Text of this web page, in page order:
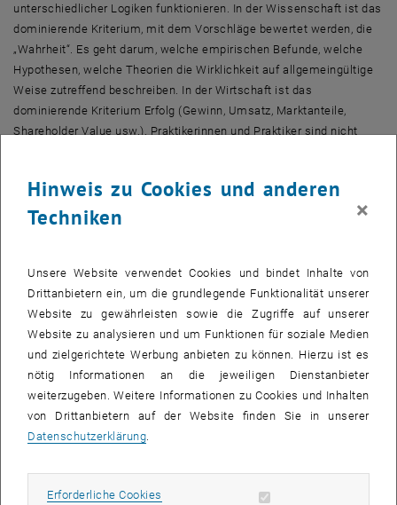
unterschiedlicher Logiken funktionieren. In der Wissenschaft ist das
dominierende Kriterium, mit dem Vorschläge bewertet werden, die
„Wahrheit“. Es geht darum, welche empirischen Befunde, welche
Hypothesen, welche Theorien die Wirklichkeit auf allgemeingültige
Weise zutreffend beschreiben. In der Wirtschaft ist das
dominierende Kriterium Erfolg (Gewinn, Umsatz, Marktanteile,
Shareholder Value usw.). Praktikerinnen und Praktiker sind nicht
Produktions-verfahren, zur Personalpolitik usw. – und bei jeder
Entscheidung geht es ihnen darum, diejenige Alternative zu wählen,
Kontext des Unternehmens bezogen.
Aus der Unterschiedlichkeit der Systeme folgt, dass Argumente des
einen Systems im jeweils anderen nicht direkt verarbeitet werden
können. Mit Ausführungen zur Erweiterung bestimmter Theorien, die
auf komplizierten statistischen Auswertungen und auf einer nicht
minder komplizierten Theorie aufbauen, kann eine Managerin bzw.
ein Manager nichts anfangen. Genauso wenig kann eine
anfangen, dass das Produkt X dringend eines Relaunches bedürfe.
Hinweis zu Cookies und anderen
Techniken
×
Unsere Website verwendet Cookies und bindet Inhalte von
Drittanbietern ein, um die grundlegende Funktionalität unserer
Website zu gewährleisten sowie die Zugriffe auf unserer
Website zu analysieren und um Funktionen für soziale Medien
und zielgerichtete Werbung anbieten zu können. Hierzu ist es
nötig Informationen an die jeweiligen Dienstanbieter
weiterzugeben. Weitere Informationen zu Cookies und Inhalten
von Drittanbietern auf der Website finden Sie in unserer
Datenschutzerklärung
Erforderliche Cookies Erforderliche Cookies zulassen